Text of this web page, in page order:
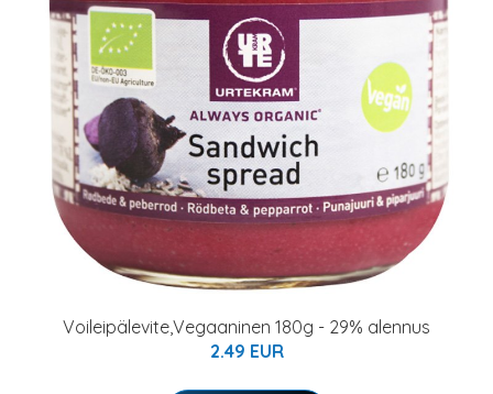
Voileipälevite,Vegaaninen 180g - 29% alennus
2.49 EUR